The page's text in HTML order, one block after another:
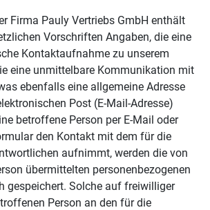
Firma Pauly Vertriebs GmbH enthält
Vorschriften Angaben, die eine
Kontaktaufnahme zu unserem
eine unmittelbare Kommunikation mit
ebenfalls eine allgemeine Adresse
Post (E-Mail-Adresse)
betroffene Person per E-Mail oder
den Kontakt mit dem für die
aufnimmt, werden die von
übermittelten personenbezogenen
gespeichert. Solche auf freiwilliger
Person an den für die